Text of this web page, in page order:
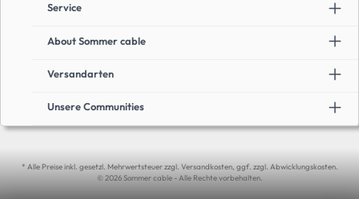
Service
About Sommer cable
Versandarten
Unsere Communities
* Alle Preise inkl. gesetzl. Mehrwertsteuer zzgl. Versandkosten, ggf. zzgl. Abwicklungskosten.
© 2026 Sommer cable - Alle Rechte vorbehalten.